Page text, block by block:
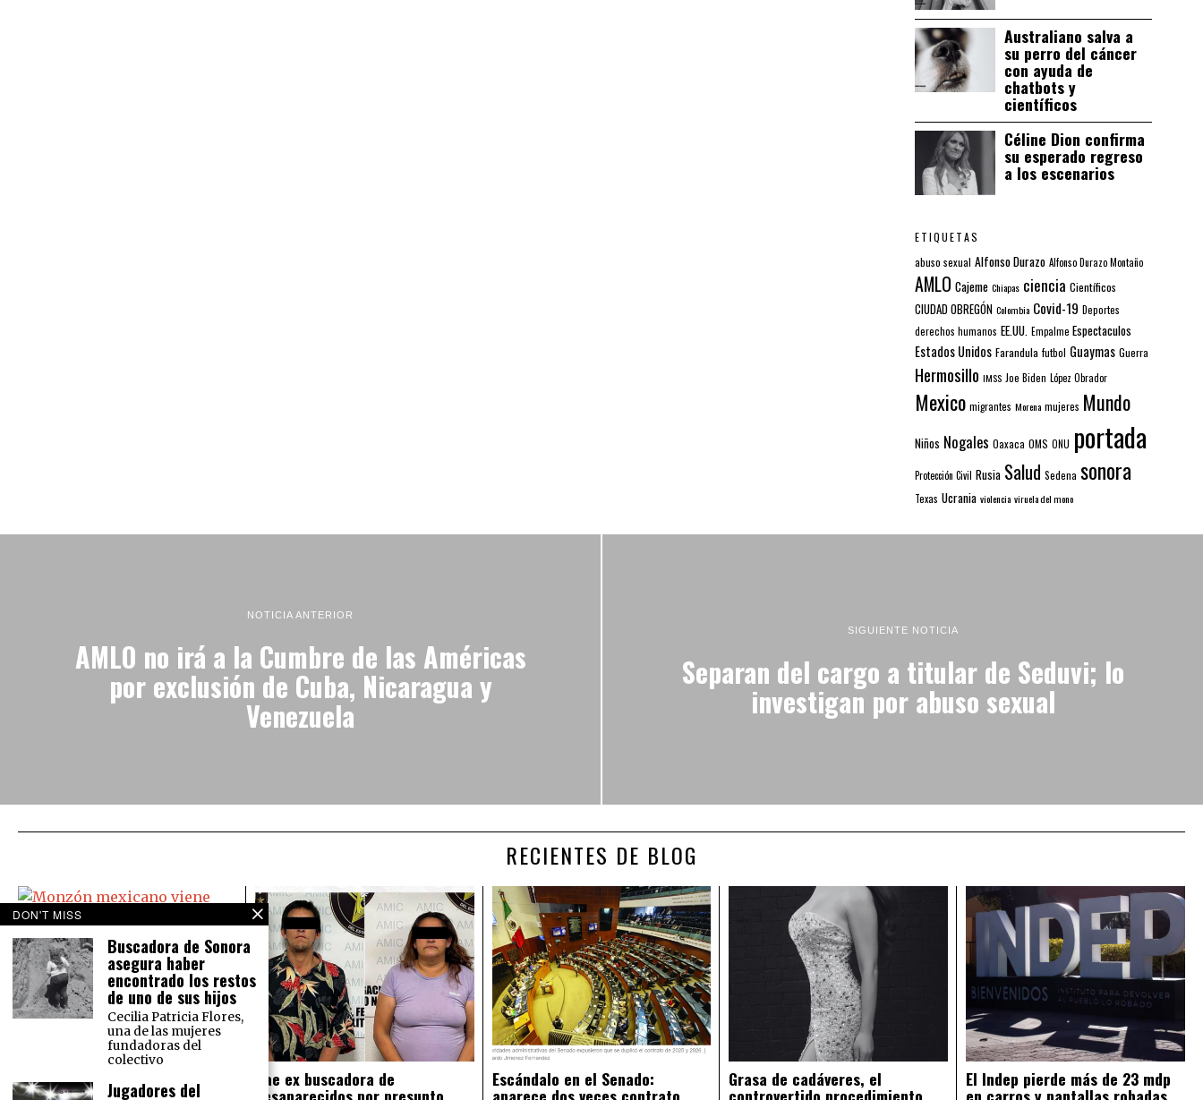
Australiano salva a
su perro del cáncer
con ayuda de
chatbots y
científicos
Céline Dion confirma
su esperado regreso
a los escenarios
ETIQUETAS
abuso sexual Alfonso Durazo Alfonso Durazo Montaño
AMLO Cajeme Chiapas ciencia Científicos
CIUDAD OBREGÓN Colombia Covid-19 Deportes
derechos humanos EE.UU. Empalme Espectaculos
Estados Unidos Farandula futbol Guaymas Guerra
Hermosillo IMSS Joe Biden López Obrador
Mexico migrantes Morena mujeres Mundo
Niños Nogales Oaxaca OMS ONU portada
Protección Civil Rusia Salud Sedena sonora
Texas Ucrania violencia viruela del mono
NOTICIA ANTERIOR
AMLO no irá a la Cumbre de las Américas
por exclusión de Cuba, Nicaragua y
Venezuela
SIGUIENTE NOTICIA
Separan del cargo a titular de Seduvi; lo
investigan por abuso sexual
RECIENTES DE BLOG
Monzón mexicano viene ‘bravo’:
Causará lluvias en todo México
El Servicio Meteorológico Nacional
prevé para este martes 16 de
agosto lluvias intensas en el norte
del país y lluvias muy fuertes en la
Cae ex buscadora de
desaparecidos por presunto
Escándalo en el Senado:
aparece dos veces contrato
Grasa de cadáveres, el
controvertido procedimiento
El Indep pierde más de 23 mdp
en carros y pantallas robadas
DON'T MISS
Buscadora de Sonora
asegura haber
encontrado los restos
de uno de sus hijos
Cecilia Patricia Flores,
una de las mujeres
fundadoras del
colectivo
Jugadores del